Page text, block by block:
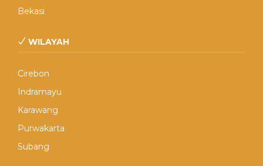
Bekasi
WILAYAH
Cirebon
Indramayu
Karawang
Purwakarta
Subang